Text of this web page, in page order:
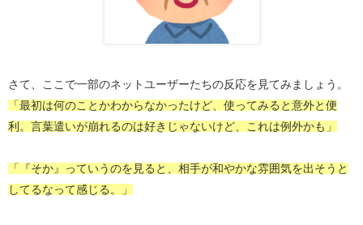
さて、ここで一部のネットユーザーたちの反応を見てみましょう。
「最初は何のことかわからなかったけど、使ってみると意外と便
利。言葉遣いが崩れるのは好きじゃないけど、これは例外かも」
「『そか』っていうのを見ると、相手が和やかな雰囲気を出そうと
してるなって感じる。」